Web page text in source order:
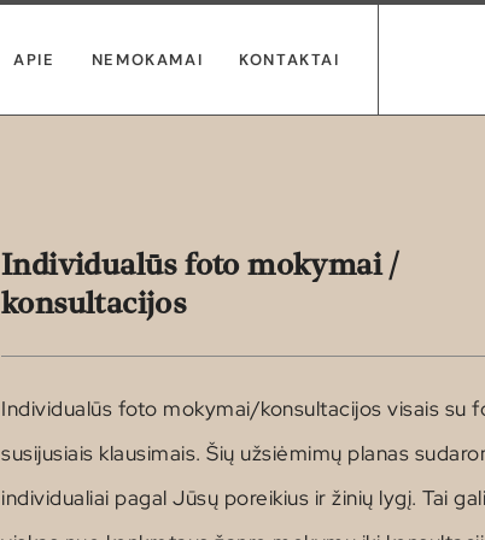
APIE NEMOKAMAI KONTAKTAI
Individualūs foto mokymai /
konsultacijos
Individualūs foto mokymai/konsultacijos visais su
susijusiais klausimais. Šių užsiėmimų planas
individualiai pagal Jūsų poreikius ir žinių lygį. Tai